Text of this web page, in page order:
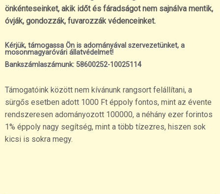
önkénteseinket, akik időt és fáradságot nem sajnálva mentik,
óvják, gondozzák, fuvarozzák védenceinket.
Kérjük, támogassa Ön is adományával szervezetünket, a
mosonmagyaróvári állatvédelmet!
Bankszámlaszámunk: 58600252-10025114
Támogatóink között nem kívánunk rangsort felállítani, a
sürgős esetben adott 1000 Ft éppoly fontos, mint az évente
rendszeresen adományozott 100000, a néhány ezer forintos
1% éppoly nagy segítség, mint a több tízezres, hiszen sok
kicsi is sokra megy.